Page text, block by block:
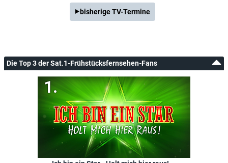
bisherige TV-Termine
Die Top 3 der Sat.1-Frühstücksfernsehen-Fans